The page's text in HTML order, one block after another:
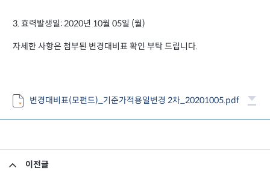
3. 효력발생일: 2020년 10월 05일 (월)
자세한 사항은 첨부된 변경대비표 확인 부탁 드립니다.
변경대비표(모펀드)_기준가적용일변경 2차_20201005.pdf
이전글